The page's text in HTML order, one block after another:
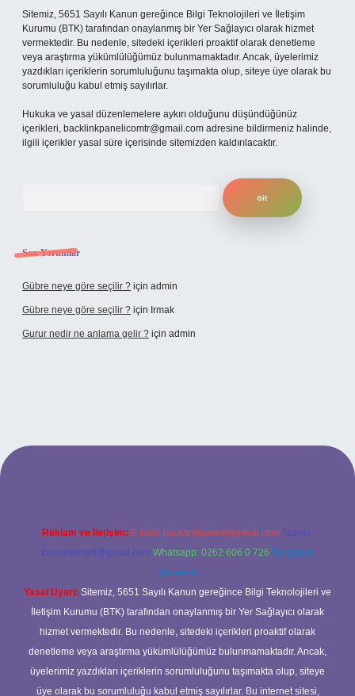
Sitemiz, 5651 Sayılı Kanun gereğince Bilgi Teknolojileri ve İletişim
Kurumu (BTK) tarafından onaylanmış bir Yer Sağlayıcı olarak hizmet
vermektedir. Bu nedenle, sitedeki içerikleri proaktif olarak denetleme
veya araştırma yükümlülüğümüz bulunmamaktadır. Ancak, üyelerimiz
yazdıkları içeriklerin sorumluluğunu taşımakta olup, siteye üye olarak bu
sorumluluğu kabul etmiş sayılırlar.
Hukuka ve yasal düzenlemelere aykırı olduğunu düşündüğünüz
içerikleri, backlinkpanelicomtr@gmail.com adresine bildirmeniz halinde,
ilgili içerikler yasal süre içerisinde sitemizden kaldırılacaktır.
Son Yorumlar
Gübre neye göre seçilir ? için admin
Gübre neye göre seçilir ? için Irmak
Gurur nedir ne anlama gelir ? için admin
Reklam ve İletişim: E-mail: backlinkpaneli@gmail.com Teams:
forumhizmeti@gmail.com Whatsapp: 0262 606 0 726 Telegram:
@karabul
Yasal Uyarı: Sitemiz, 5651 Sayılı Kanun gereğince Bilgi Teknolojileri ve
İletişim Kurumu (BTK) tarafından onaylanmış bir Yer Sağlayıcı olarak
hizmet vermektedir. Bu nedenle, sitedeki içerikleri proaktif olarak
denetleme veya araştırma yükümlülüğümüz bulunmamaktadır. Ancak,
üyelerimiz yazdıkları içeriklerin sorumluluğunu taşımakta olup, siteye
üye olarak bu sorumluluğu kabul etmiş sayılırlar. Bu internet sitesi,